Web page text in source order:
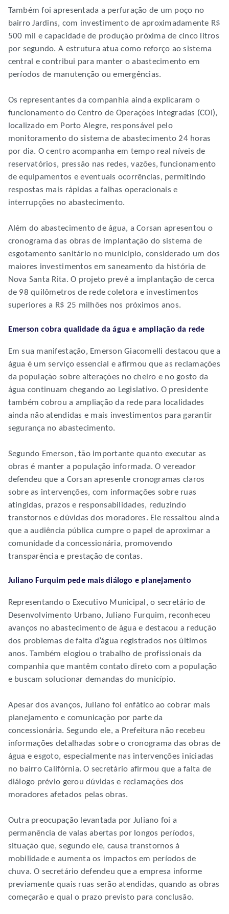
Também foi apresentada a perfuração de um poço no
bairro Jardins, com investimento de aproximadamente R$
500 mil e capacidade de produção próxima de cinco litros
por segundo. A estrutura atua como reforço ao sistema
central e contribui para manter o abastecimento em
períodos de manutenção ou emergências.
Os representantes da companhia ainda explicaram o
funcionamento do Centro de Operações Integradas (COI),
localizado em Porto Alegre, responsável pelo
monitoramento do sistema de abastecimento 24 horas
por dia. O centro acompanha em tempo real níveis de
reservatórios, pressão nas redes, vazões, funcionamento
de equipamentos e eventuais ocorrências, permitindo
respostas mais rápidas a falhas operacionais e
interrupções no abastecimento.
Além do abastecimento de água, a Corsan apresentou o
cronograma das obras de implantação do sistema de
esgotamento sanitário no município, considerado um dos
maiores investimentos em saneamento da história de
Nova Santa Rita. O projeto prevê a implantação de cerca
de 98 quilômetros de rede coletora e investimentos
superiores a R$ 25 milhões nos próximos anos.
Emerson cobra qualidade da água e ampliação da rede
Em sua manifestação, Emerson Giacomelli destacou que a
água é um serviço essencial e afirmou que as reclamações
da população sobre alterações no cheiro e no gosto da
água continuam chegando ao Legislativo. O presidente
também cobrou a ampliação da rede para localidades
ainda não atendidas e mais investimentos para garantir
segurança no abastecimento.
Segundo Emerson, tão importante quanto executar as
obras é manter a população informada. O vereador
defendeu que a Corsan apresente cronogramas claros
sobre as intervenções, com informações sobre ruas
atingidas, prazos e responsabilidades, reduzindo
transtornos e dúvidas dos moradores. Ele ressaltou ainda
que a audiência pública cumpre o papel de aproximar a
comunidade da concessionária, promovendo
transparência e prestação de contas.
Juliano Furquim pede mais diálogo e planejamento
Representando o Executivo Municipal, o secretário de
Desenvolvimento Urbano, Juliano Furquim, reconheceu
avanços no abastecimento de água e destacou a redução
dos problemas de falta d’água registrados nos últimos
anos. Também elogiou o trabalho de profissionais da
companhia que mantêm contato direto com a população
e buscam solucionar demandas do município.
Apesar dos avanços, Juliano foi enfático ao cobrar mais
planejamento e comunicação por parte da
concessionária. Segundo ele, a Prefeitura não recebeu
informações detalhadas sobre o cronograma das obras de
água e esgoto, especialmente nas intervenções iniciadas
no bairro Califórnia. O secretário afirmou que a falta de
diálogo prévio gerou dúvidas e reclamações dos
moradores afetados pelas obras.
Outra preocupação levantada por Juliano foi a
permanência de valas abertas por longos períodos,
situação que, segundo ele, causa transtornos à
mobilidade e aumenta os impactos em períodos de
chuva. O secretário defendeu que a empresa informe
previamente quais ruas serão atendidas, quando as obras
começarão e qual o prazo previsto para conclusão.